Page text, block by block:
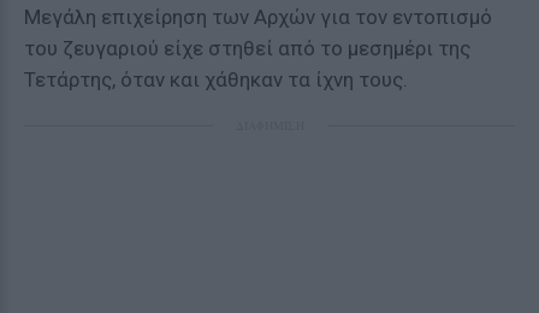
Μεγάλη επιχείρηση των Αρχών για τον εντοπισμό
του ζευγαριού είχε στηθεί από το μεσημέρι της
Τετάρτης, όταν και χάθηκαν τα ίχνη τους.